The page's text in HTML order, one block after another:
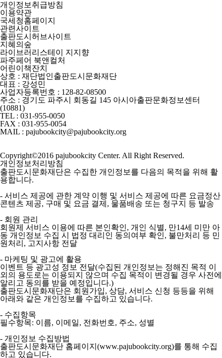
개인정보취급방침
이용약관
국세청홈페이지
관련사이트
출판도시허브사이트
지혜의숲
라이브러리스테이 지지향
파주페어 북앤컬처
어린이책잔치
상호 : 재단법인출판도시문화재단
대표 : 강성민
사업자등록번호 : 128-82-08500
주소 : 경기도 파주시 회동길 145 아시아출판문화정보센터
(10881)
TEL : 031-955-0050
FAX : 031-955-0054
MAIL : pajubookcity@pajubookcity.org
Copyright©2016 pajubookcity Center. All Right Reserved.
개인정보처리방침
출판도시문화재단은 수집한 개인정보를 다음의 목적을 위해 활
용합니다.
- 서비스 제공에 관한 계약 이행 및 서비스 제공에 따른 요금정산
콘텐츠 제공, 구매 및 요금 결제, 물품배송 또는 청구지 등 발송
- 회원 관리
회원제 서비스 이용에 따른 본인확인, 개인 식별, 만14세 미만 아
동 개인정보 수집 시 법정 대리인 동의여부 확인, 불만처리 등 민
원처리, 고지사항 전달
- 마케팅 및 광고에 활용
이벤트 등 광고성 정보 전달(수집된 개인정보는 정해진 목적 이
외의 용도로는 이용되지 않으며 수집 목적이 변경될 경우 사전에
알리고 동의를 받을 예정입니다.)
출판도시문화재단은 회원가입, 상담, 서비스 신청 등등을 위해
아래와 같은 개인정보를 수집하고 있습니다.
- 수집항목
필수항목: 이름, 이메일, 전화번호, 주소, 성별
- 개인정보 수집방법
출판도시문화재단 홈페이지(www.pajubookcity.org)를 통해 수집
하고 있습니다.